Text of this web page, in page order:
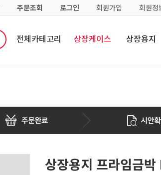
주문조회 로그인 회원가입 회원정
전체카테고리 상장케이스 상장용지
상장용지 프라임금